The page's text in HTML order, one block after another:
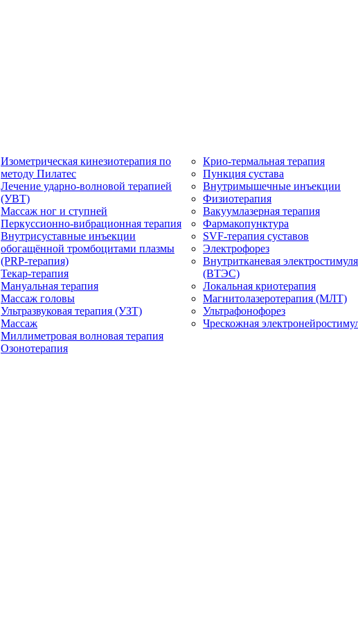
Изометрическая кинезиотерапия по
методу Пилатес
Лечение ударно-волновой терапией
(УВТ)
Массаж ног и ступней
Перкуссионно-вибрационная терапия
Внутрисуставные инъекции
обогащённой тромбоцитами плазмы
(PRP-терапия)
Текар-терапия
Мануальная терапия
Массаж головы
Ультразвуковая терапия (УЗТ)
Массаж
Миллиметровая волновая терапия
Озонотерапия
Крио-термальная терапия
Пункция сустава
Внутримышечные инъекции
Физиотерапия
Вакуумлазерная терапия
Фармакопунктура
SVF-терапия суставов
Электрофорез
Внутритканевая
(ВТЭС)
Локальная криотерапия
Магнитолазеротерапия (МЛТ)
Ультрафонофорез
Чрескожная